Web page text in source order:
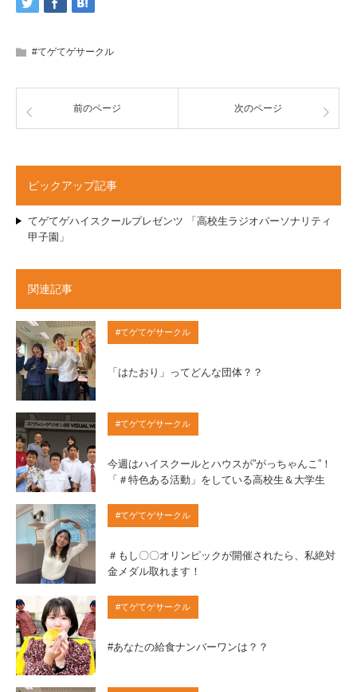
#てゲてゲサークル
前のページ 次のページ
ピックアップ記事
てゲてゲハイスクールプレゼンツ 「高校生ラジオパーソナリティ
甲子園」
関連記事
#てゲてゲサークル
「はたおり」ってどんな団体？？
#てゲてゲサークル
今週はハイスクールとハウスが”がっちゃんこ”！
「＃特色ある活動」をしている高校生＆大学生
#てゲてゲサークル
＃もし〇〇オリンピックが開催されたら、私絶対
金メダル取れます！
#てゲてゲサークル
#あなたの給食ナンバーワンは？？